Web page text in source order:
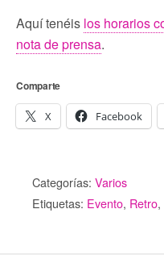
Aquí tenéis los horarios
nota de prensa.
Comparte
X Facebook
Categorías: Varios
Etiquetas: Evento, Retro,